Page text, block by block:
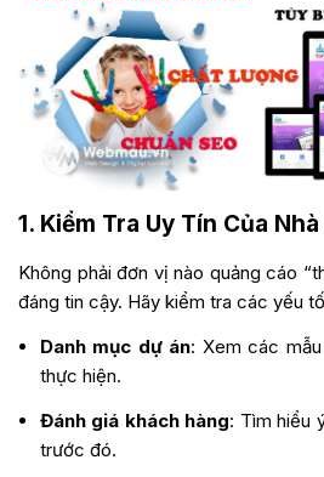
1. Kiểm Tra Uy Tín Của
Không phải đơn vị nào quảng cáo “
đáng tin cậy. Hãy kiểm tra các yếu
Danh mục dự án: Xem các
thực hiện.
Đánh giá khách hàng: Tìm hiểu
trước đó.